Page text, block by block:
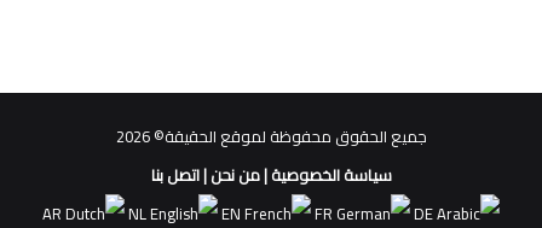
جميع الحقوق محفوظة لموقع الحقيقة© 2026
سياسة الخصوصية|من نحن|اتصل بنا
AR
NL EN FR DE